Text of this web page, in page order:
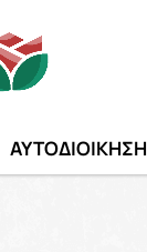
ΑΥΤΟΔΙΟΙΚΗΣΗ